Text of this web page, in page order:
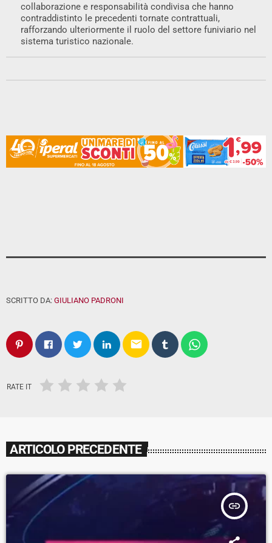
collaborazione e responsabilità condivisa che hanno
contraddistinto le precedenti tornate contrattuali,
rafforzando ulteriormente il ruolo del settore funiviario nel
sistema turistico nazionale.
SCRITTO DA: GIULIANO PADRONI
email
RATE IT
ARTICOLO PRECEDENTE
insert_link